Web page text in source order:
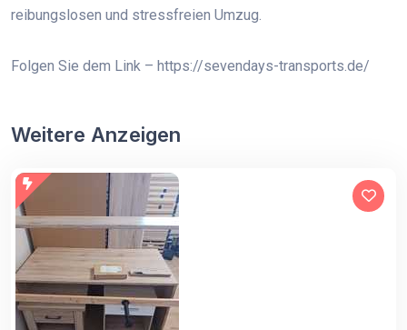
reibungslosen und stressfreien Umzug.
Folgen Sie dem Link – https://sevendays-transports.de/
Weitere Anzeigen